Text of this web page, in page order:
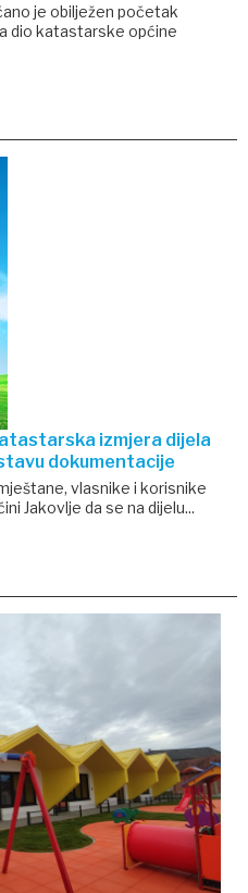
je obilježen početak
dio katastarske općine
izmjera dijela
dokumentacije
vlasnike i korisnike
Jakovlje da se na dijelu...